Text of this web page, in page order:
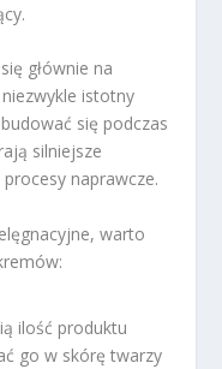
głównie na
istotny
się podczas
silniejsze
naprawcze.
warto
ilość produktu
go w skórę twarzy